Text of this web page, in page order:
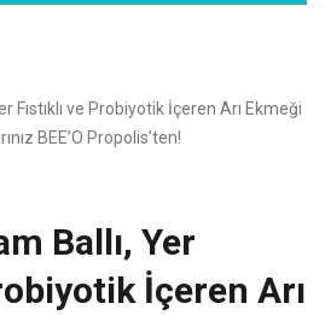
Fıstıklı ve Probiyotik İçeren Arı Ekmeği
BEE’O Propolis’ten!
Ballı, Yer
İçeren Arı